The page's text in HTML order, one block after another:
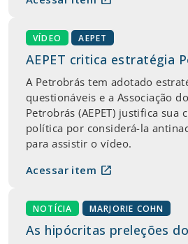
VÍDEO AEPET
AEPET critica estratégia
A Petrobrás tem adotado
questionáveis e a Associação
Petrobrás (AEPET) justifica sua
política por considerá-la
para assistir o vídeo.
Acessar item open_in_new
NOTÍCIA MARJORIE COHN
As hipócritas preleções